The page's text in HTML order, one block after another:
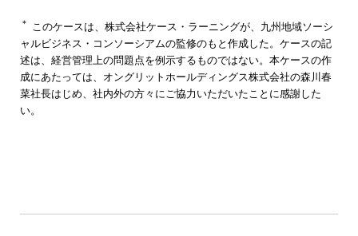
＊ このケースは、株式会社ケース・ラーニングが、九州地域ソーシ
ャルビジネス・コンソーシアムの監修のもと作成した。ケースの記
述は、経営管理上の問題点を例示するものではない。本ケースの作
成にあたっては、オングリットホールディングス株式会社の森川春
菜社長はじめ、社内外の方々にご協力いただいたことに感謝した
い。